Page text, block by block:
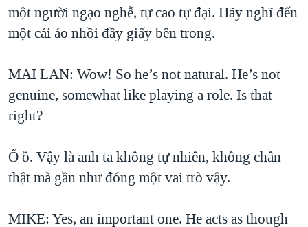
một người ngạo nghễ, tự cao tự đại. Hãy nghĩ đến
một cái áo nhồi đầy giấy bên trong.
MAI LAN: Wow! So he’s not natural. He’s not
genuine, somewhat like playing a role. Is that
right?
Ố ồ. Vậy là anh ta không tự nhiên, không chân
thật mà gần như đóng một vai trò vậy.
MIKE: Yes, an important one. He acts as though